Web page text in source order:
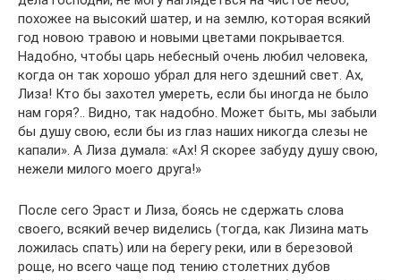
похожее на высокий шатер, и на землю, которая всякий
год новою травою и новыми цветами покрывается.
Надобно, чтобы царь небесный очень любил человека,
когда он так хорошо убрал для него здешний свет. Ах,
Лиза! Кто бы захотел умереть, если бы иногда не было
нам горя?.. Видно, так надобно. Может быть, мы забыли
бы душу свою, если бы из глаз наших никогда слезы не
капали». А Лиза думала: «Ах! Я скорее забуду душу свою,
нежели милого моего друга!»
После сего Эраст и Лиза, боясь не сдержать слова
своего, всякий вечер виделись (тогда, как Лизина мать
ложилась спать) или на берегу реки, или в березовой
роще, но всего чаще под тению столетних дубов